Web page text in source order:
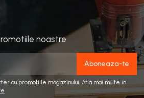
noastre
cu promotiile magazinului. Afla mai multe in